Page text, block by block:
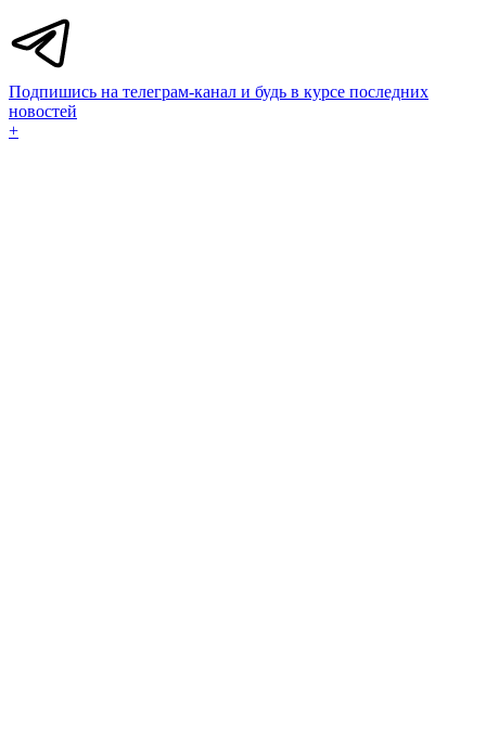
Подпишись на телеграм-канал и будь в курсе последних
новостей
+